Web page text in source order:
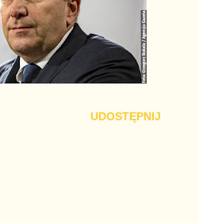
UDOSTĘPNIJ